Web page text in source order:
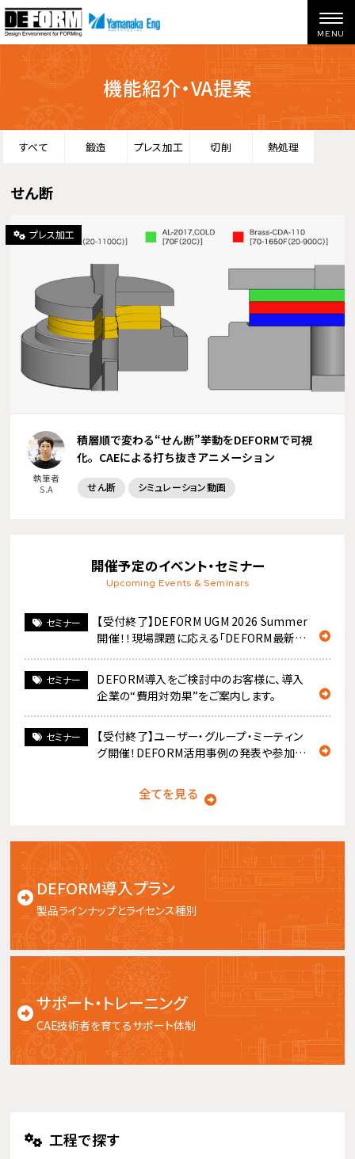
機能紹介・VA提案
すべて 鍛造 プレス加工 切削 熱処理
せん断
プレス加工
積層順で変わる“せん断”挙動をDEFORMで可視
化。CAEによる打ち抜きアニメーション
せん断 シミュレーション動画
執筆者
S.A
開催予定のイベント・セミナー
Upcoming Events & Seminars
セミナー
【受付終了】DEFORM UGM 2026 Summer
開催！！現場課題に応える「DEFORM最新機
能」をキャッチアップ
セミナー
DEFORM導入をご検討中のお客様に、導入
企業の“費用対効果”をご案内します。
セミナー
【受付終了】ユーザー・グループ・ミーティン
グ開催！DEFORM活用事例の発表や参加者
全てを見る
DEFORM導入プラン
製品ラインナップとライセンス種別
サポート・トレーニング
CAE技術者を育てるサポート体制
工程で探す